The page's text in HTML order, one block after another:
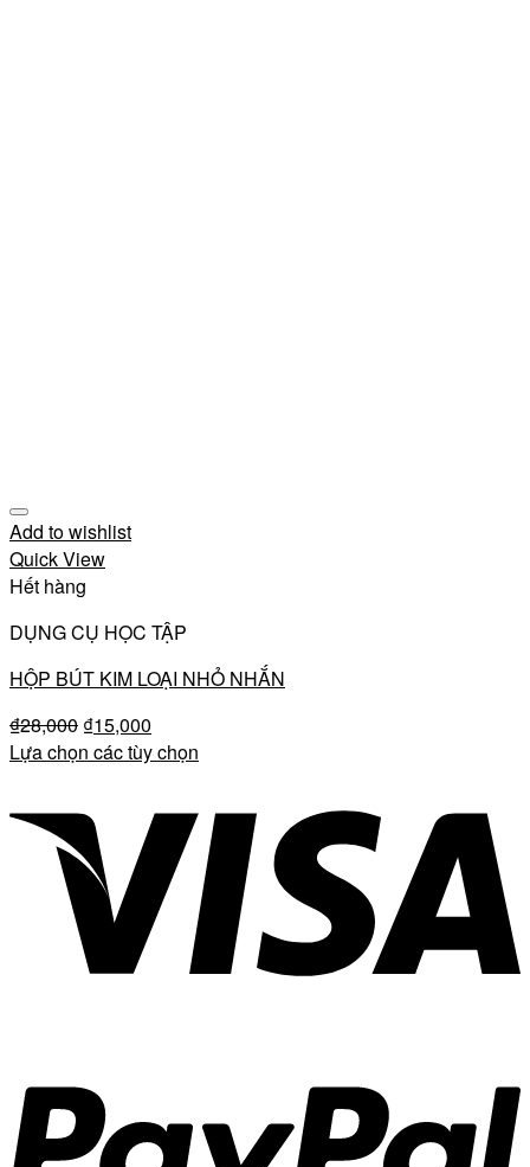
Add to wishlist
Quick View
Hết hàng
DỤNG CỤ HỌC TẬP
HỘP BÚT KIM LOẠI NHỎ NHẮN
₫28,000 ₫15,000
Lựa chọn các tùy chọn